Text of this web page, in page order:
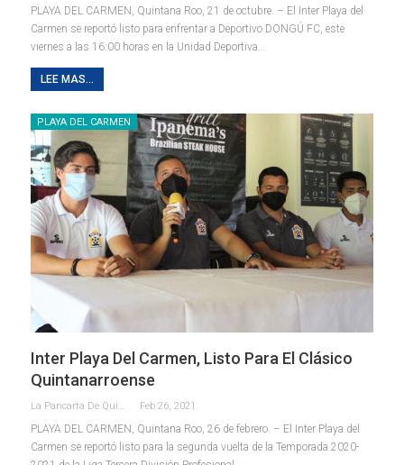
PLAYA DEL CARMEN, Quintana Roo, 21 de octubre. – El Inter Playa del
Carmen se reportó listo para enfrentar a Deportivo DONGÚ FC, este
viernes a las 16:00 horas en la Unidad Deportiva…
LEE MAS...
PLAYA DEL CARMEN
Inter Playa Del Carmen, Listo Para El Clásico
Quintanarroense
La Pancarta De Quintana Roo Feb 26, 2021
PLAYA DEL CARMEN, Quintana Roo, 26 de febrero. – El Inter Playa del
Carmen se reportó listo para la segunda vuelta de la Temporada 2020-